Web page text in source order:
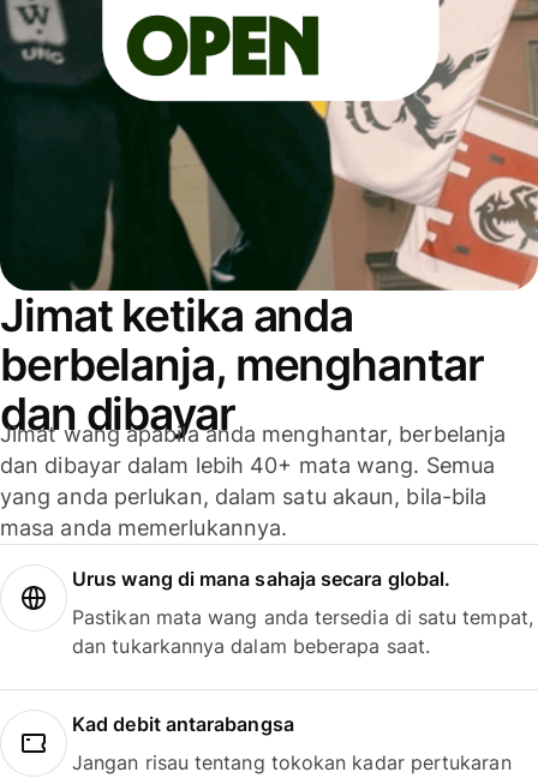
Jimat ketika anda
berbelanja, menghantar
dan dibayar
Jimat wang apabila anda menghantar, berbelanja
dan dibayar dalam lebih 40+ mata wang. Semua
yang anda perlukan, dalam satu akaun, bila-bila
masa anda memerlukannya.
Urus wang di mana sahaja secara global.
Pastikan mata wang anda tersedia di satu tempat,
dan tukarkannya dalam beberapa saat.
Kad debit antarabangsa
Jangan risau tentang tokokan kadar pertukaran